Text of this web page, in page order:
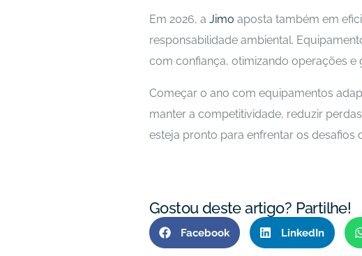
Em 2026, a Jimo aposta também em
responsabilidade ambiental.
com confiança, otimizando operações
Começar o ano com equipamentos
manter a competitividade, reduzir
esteja pronto para enfrentar os desafios
Gostou deste artigo? Partilhe!
Facebook LinkedIn